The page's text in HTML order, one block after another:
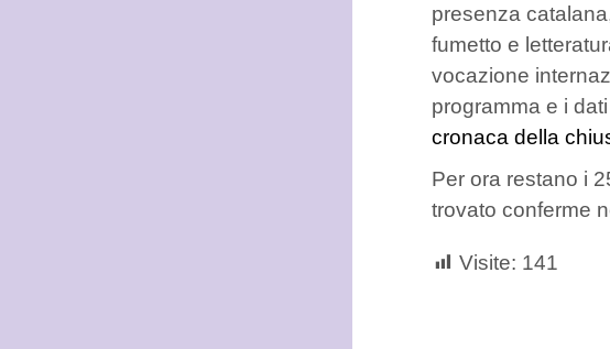
presenza
fumetto e
vocazione
programma e i
cronaca della
Per ora restano i
trovato conferme
Visite: 141